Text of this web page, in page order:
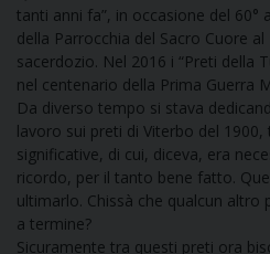
tanti anni fa”, in occasione del 60°
della Parrocchia del Sacro Cuore
sacerdozio. Nel 2016 i “Preti della
nel centenario della Prima Guerra
Da diverso tempo si stava
lavoro sui preti di Viterbo del 1900,
significative, di cui, diceva, era
ricordo, per il tanto bene fatto.
ultimarlo. Chissà che qualcun
a termine?
Sicuramente tra questi preti ora